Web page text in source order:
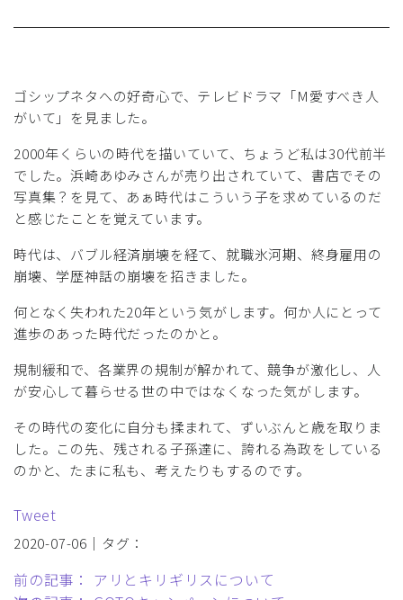
ゴシップネタへの好奇心で、テレビドラマ「M愛すべき人
がいて」を見ました。
2000年くらいの時代を描いていて、ちょうど私は30代前半
でした。浜崎あゆみさんが売り出されていて、書店でその
写真集？を見て、あぁ時代はこういう子を求めているのだ
と感じたことを覚えています。
時代は、バブル経済崩壊を経て、就職氷河期、終身雇用の
崩壊、学歴神話の崩壊を招きました。
何となく失われた20年という気がします。何か人にとって
進歩のあった時代だったのかと。
規制緩和で、各業界の規制が解かれて、競争が激化し、人
が安心して暮らせる世の中ではなくなった気がします。
その時代の変化に自分も揉まれて、ずいぶんと歳を取りま
した。この先、残される子孫達に、誇れる為政をしている
のかと、たまに私も、考えたりもするのです。
Tweet
2020-07-06｜タグ：
前の記事： アリとキリギリスについて